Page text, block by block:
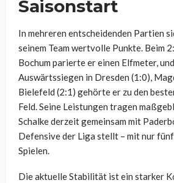
Saisonstart
In mehreren entscheidenden Partien
seinem Team wertvolle Punkte. Beim
Bochum parierte er einen Elfmeter,
Auswärtssiegen in Dresden (1:0),
Bielefeld (2:1) gehörte er zu den
Feld. Seine Leistungen tragen
Schalke derzeit gemeinsam mit
Defensive der Liga stellt – mit nur
Spielen.
Die aktuelle Stabilität ist ein starker